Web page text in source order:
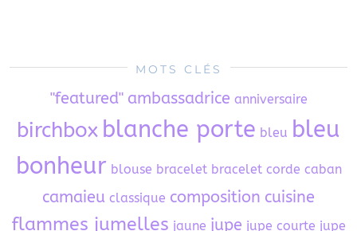
MOTS CLÉS
"featured" ambassadrice anniversaire
birchbox blanche porte bleu bleu
bonheur blouse bracelet bracelet corde caban
camaieu classique composition cuisine
flammes jumelles jaune jupe jupe courte jupe